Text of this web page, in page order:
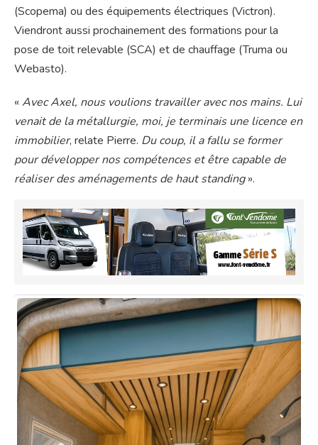
(Scopema) ou des équipements électriques (Victron).
Viendront aussi prochainement des formations pour la
pose de toit relevable (SCA) et de chauffage (Truma ou
Webasto).
« Avec Axel, nous voulions travailler avec nos mains. Lui
venait de la métallurgie, moi, je terminais une licence en
immobilier, relate Pierre. Du coup, il a fallu se former
pour développer nos compétences et être capable de
réaliser des aménagements de haut standing».